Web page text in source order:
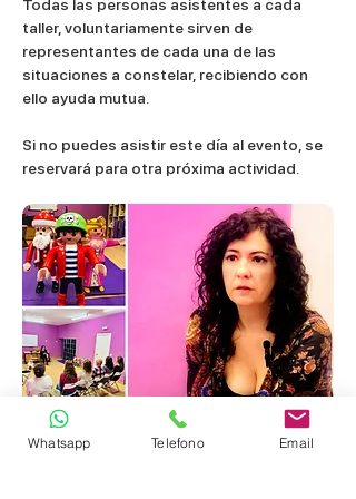
Todas las personas asistentes a cada
taller, voluntariamente sirven de
representantes de cada una de las
situaciones a constelar, recibiendo con
ello ayuda mutua.
Si no puedes asistir este día al evento, se
reservará para otra próxima actividad.
Whatsapp Telefono Email